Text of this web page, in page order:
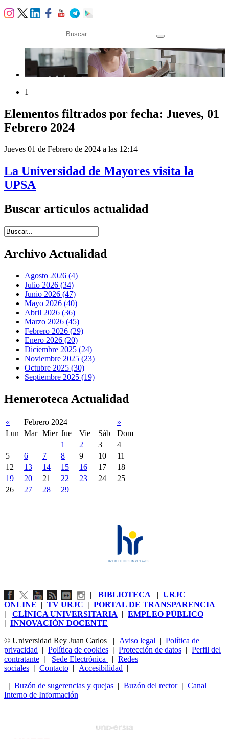
búsqueda
1
Elementos filtrados por fecha: Jueves, 01
Febrero 2024
Jueves 01 de Febrero de 2024 a las 12:14
La Universidad de Mayores visita la
UPSA
Buscar artículos actualidad
Introduce términos de búsqueda
Archivo Actualidad
Agosto 2026 (4)
Julio 2026 (34)
Junio 2026 (47)
Mayo 2026 (40)
Abril 2026 (36)
Marzo 2026 (45)
Febrero 2026 (29)
Enero 2026 (20)
Diciembre 2025 (24)
Noviembre 2025 (23)
Octubre 2025 (30)
Septiembre 2025 (19)
Hemeroteca Actualidad
« Febrero 2024
»
Lun
Mar Mier Jue Vie Sáb
Dom
1
2 3
4
5
6 7 8 9 10
11
12
13 14 15 16 17
18
19
20 21 22 23 24
25
26
27 28 29
| BIBLIOTECA | URJC
ONLINE | TV URJC | PORTAL DE TRANSPARENCIA
| CLÍNICA UNIVERSITARIA | EMPLEO PÚBLICO
| INNOVACIÓN DOCENTE
© Universidad Rey Juan Carlos
| Aviso legal | Política de
privacidad | Política de cookies | Protección de datos | Perfil del
contratante | Sede Electrónica | Redes
sociales | Contacto | Accesibilidad |
| Buzón de sugerencias y quejas | Buzón del rector| Canal
Interno de Información